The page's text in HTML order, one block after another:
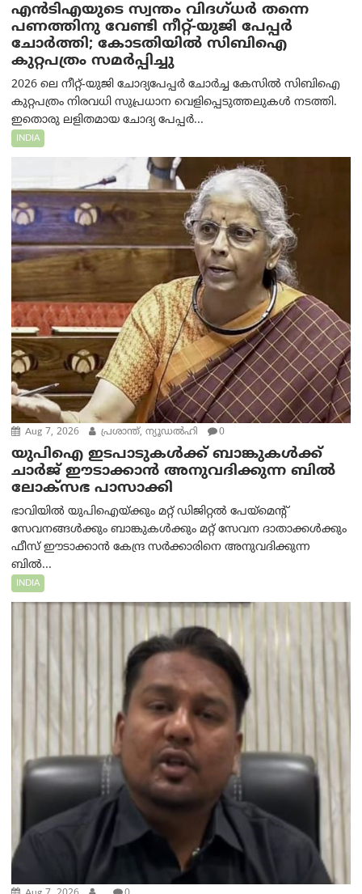
എൻ‌ടി‌എയുടെ സ്വന്തം വിദഗ്ധർ തന്നെ
പണത്തിനു വേണ്ടി നീറ്റ്-യു‌ജി പേപ്പർ
ചോർത്തി; കോടതിയില്‍ സിബിഐ
കുറ്റപത്രം സമര്‍പ്പിച്ചു
2026 ലെ നീറ്റ്-യുജി ചോദ്യപേപ്പർ ചോർച്ച കേസിൽ സിബിഐ
കുറ്റപത്രം നിരവധി സുപ്രധാന വെളിപ്പെടുത്തലുകൾ നടത്തി.
ഇതൊരു ലളിതമായ ചോദ്യ പേപ്പർ...
INDIA
Aug 7, 2026 പ്രശാന്ത്, ന്യൂഡല്‍ഹി 0
യുപിഐ ഇടപാടുകൾക്ക് ബാങ്കുകൾക്ക്
ചാർജ് ഈടാക്കാൻ അനുവദിക്കുന്ന ബിൽ
ലോക്‌സഭ പാസാക്കി
ഭാവിയിൽ യുപിഐയ്ക്കും മറ്റ് ഡിജിറ്റൽ പേയ്‌മെന്റ്
സേവനങ്ങൾക്കും ബാങ്കുകൾക്കും മറ്റ് സേവന ദാതാക്കൾക്കും
ഫീസ് ഈടാക്കാൻ കേന്ദ്ര സർക്കാരിനെ അനുവദിക്കുന്ന
ബിൽ...
INDIA